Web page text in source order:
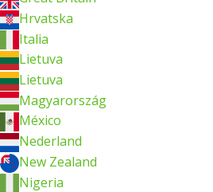
Hrvatska
Italia
Lietuva
Lietuva
Magyarország
México
Nederland
New Zealand
Nigeria